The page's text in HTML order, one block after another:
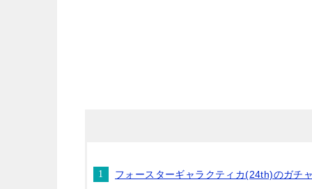
フォースターギャラクティカ(24th)のガチ